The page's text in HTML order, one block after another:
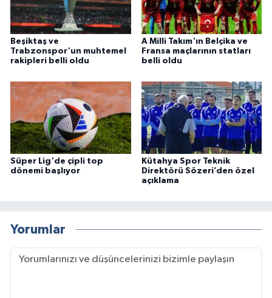
Beşiktaş ve
Trabzonspor'un muhtemel
rakipleri belli oldu
A Milli Takım'ın Belçika ve
Fransa maçlarının statları
belli oldu
Süper Lig'de çipli top
dönemi başlıyor
Kütahya Spor Teknik
Direktörü Sözeri’den özel
açıklama
Yorumlar